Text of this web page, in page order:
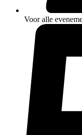
Voor alle